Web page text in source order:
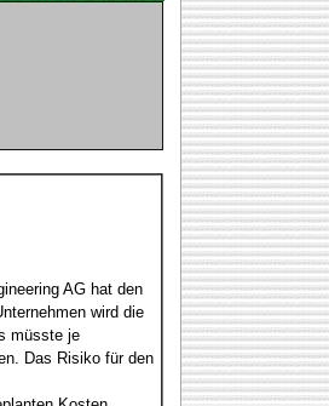
AG hat den
wird die
müsste je
Das Risiko für den